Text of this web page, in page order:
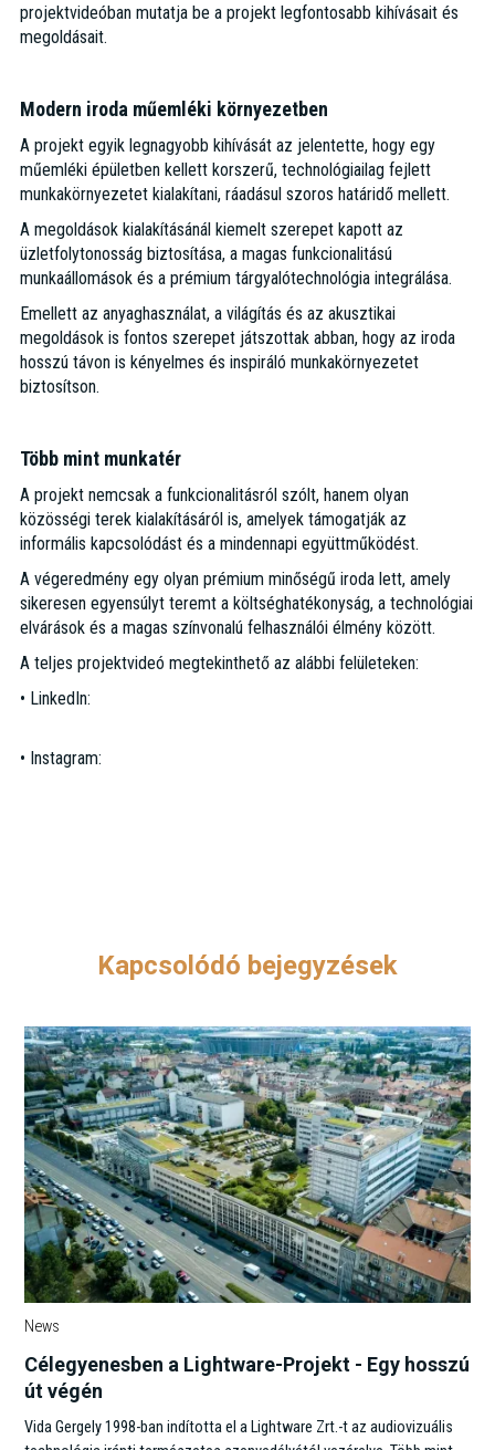
projektvideóban mutatja be a projekt legfontosabb kihívásait és
megoldásait.
Modern iroda műemléki környezetben
A projekt egyik legnagyobb kihívását az jelentette, hogy egy
műemléki épületben kellett korszerű, technológiailag fejlett
munkakörnyezetet kialakítani, ráadásul szoros határidő mellett.
A megoldások kialakításánál kiemelt szerepet kapott az
üzletfolytonosság biztosítása, a magas funkcionalitású
munkaállomások és a prémium tárgyalótechnológia integrálása.
Emellett az anyaghasználat, a világítás és az akusztikai
megoldások is fontos szerepet játszottak abban, hogy az iroda
hosszú távon is kényelmes és inspiráló munkakörnyezetet
biztosítson.
Több mint munkatér
A projekt nemcsak a funkcionalitásról szólt, hanem olyan
közösségi terek kialakításáról is, amelyek támogatják az
informális kapcsolódást és a mindennapi együttműködést.
A végeredmény egy olyan prémium minőségű iroda lett, amely
sikeresen egyensúlyt teremt a költséghatékonyság, a technológiai
elvárások és a magas színvonalú felhasználói élmény között.
A teljes projektvideó megtekinthető az alábbi felületeken:
• LinkedIn:
• Instagram:
Kapcsolódó bejegyzések
News
Célegyenesben a Lightware-Projekt - Egy hosszú
út végén
Vida Gergely 1998-ban indította el a Lightware Zrt.-t az audiovizuális